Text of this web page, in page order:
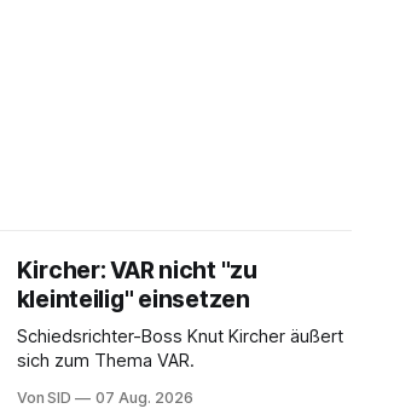
Kircher: VAR nicht "zu
kleinteilig" einsetzen
Schiedsrichter-Boss Knut Kircher äußert
sich zum Thema VAR.
Von SID 07 Aug. 2026